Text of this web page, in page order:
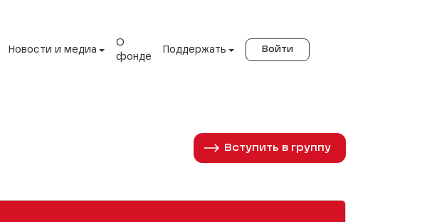
Новости и медиа
О
фонде
Поддержать Войти
Вступить в группу